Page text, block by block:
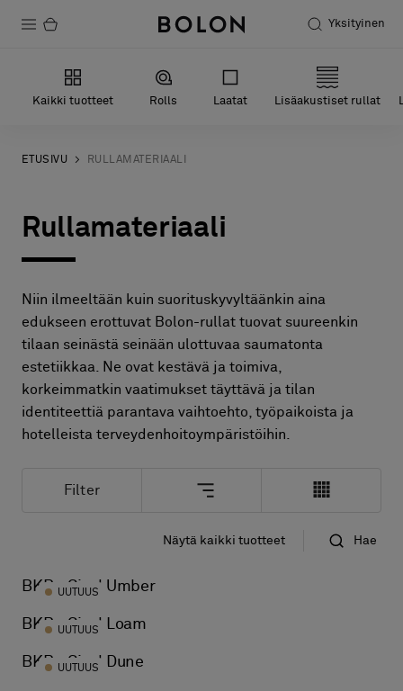
Yksityinen
Tuotteet
Kestävä kehitys
Yhteistyötä suunnittelijoiden kanssa
Stories
FAQ
Tietoa meistä
Yhteystiedot
Kaikki tuotteet Rolls Laatat Lisäakustiset rullat
ETUSIVU RULLAMATERIAALI
Rullamateriaali
Niin ilmeeltään kuin suorituskyvyltäänkin aina
edukseen erottuvat Bolon-rullat tuovat suureenkin
tilaan seinästä seinään ulottuvaa saumatonta
estetiikkaa. Ne ovat kestävä ja toimiva,
korkeimmatkin vaatimukset täyttävä ja tilan
identiteettiä parantava vaihtoehto, työpaikoista ja
hotelleista terveydenhoitoympäristöihin.
Filter
VakioNäytä kaikki tuotteet Hae
BKB - Sisal Umber
UUTUUS
BKB - Sisal Loam
UUTUUS
BKB - Sisal Dune
UUTUUS